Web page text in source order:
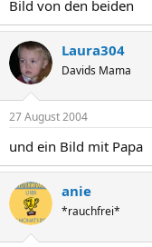
Bild von den beiden
Laura304
Davids Mama
27 August 2004
und ein Bild mit Papa
anie
*rauchfrei*